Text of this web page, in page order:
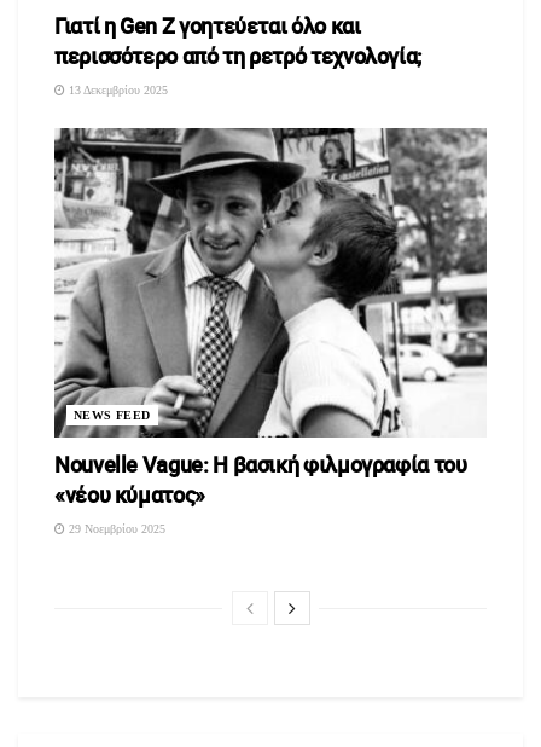
Γιατί η Gen Z γοητεύεται όλο και
περισσότερο από τη ρετρό τεχνολογία;
13 Δεκεμβρίου 2025
NEWS FEED
Nouvelle Vague: Η βασική φιλμογραφία του
«νέου κύματος»
29 Νοεμβρίου 2025